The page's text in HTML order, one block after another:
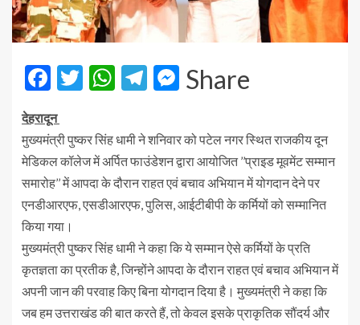
Facebook
Twitter
WhatsApp
Telegram
Messenger
Share
देहरादून
मुख्यमंत्री पुष्कर सिंह धामी ने शनिवार को पटेल नगर स्थित राजकीय दून
मेडिकल कॉलेज में अर्पित फाउंडेशन द्वारा आयोजित ’’प्राइड मूवमेंट सम्मान
समारोह’’ में आपदा के दौरान राहत एवं बचाव अभियान में योगदान देने पर
एनडीआरएफ, एसडीआरएफ, पुलिस, आईटीबीपी के कर्मियों को सम्मानित
किया गया।
मुख्यमंत्री पुष्कर सिंह धामी ने कहा कि ये सम्मान ऐसे कर्मियों के प्रति
कृतज्ञता का प्रतीक है, जिन्होंने आपदा के दौरान राहत एवं बचाव अभियान में
अपनी जान की परवाह किए बिना योगदान दिया है। मुख्यमंत्री ने कहा कि
जब हम उत्तराखंड की बात करते हैं, तो केवल इसके प्राकृतिक सौंदर्य और